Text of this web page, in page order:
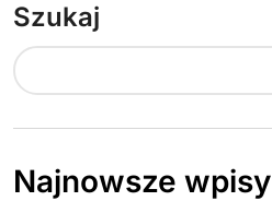
Szukaj
Najnowsze wpisy